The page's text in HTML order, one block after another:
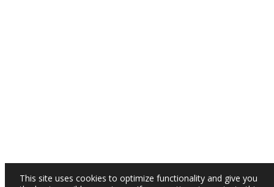
This site uses cookies to optimize functionality and give you